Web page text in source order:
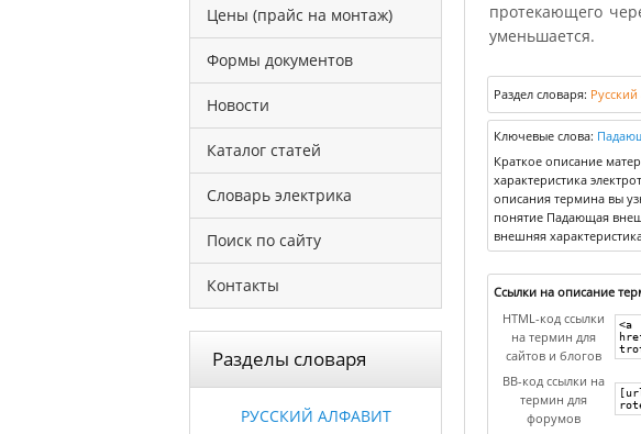
Цены (прайс на монтаж)
Формы документов
Новости
Каталог статей
Словарь электрика
Поиск по сайту
Контакты
Разделы словаря
РУССКИЙ АЛФАВИТ
протекающего
уменьшается.
Раздел словаря:
Ключевые слова:
Краткое описание
характеристика
описания термина вы
понятие Падающая
внешняя
Ссылки на описание
HTML-код ссылки
на термин для
сайтов и блогов
BB-код ссылки на
термин для
форумов